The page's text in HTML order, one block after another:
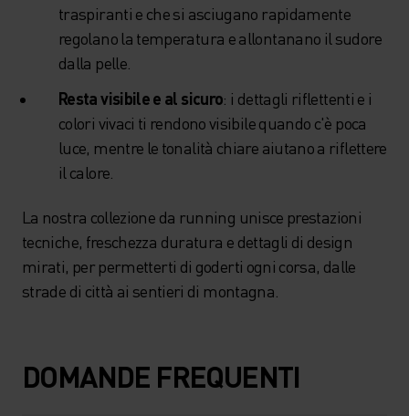
traspiranti e che si asciugano rapidamente
regolano la temperatura e allontanano il sudore
dalla pelle.
Resta visibile e al sicuro: i dettagli riflettenti e i
colori vivaci ti rendono visibile quando c'è poca
luce, mentre le tonalità chiare aiutano a riflettere
il calore.
La nostra collezione da running unisce prestazioni
tecniche, freschezza duratura e dettagli di design
mirati, per permetterti di goderti ogni corsa, dalle
strade di città ai sentieri di montagna.
DOMANDE FREQUENTI